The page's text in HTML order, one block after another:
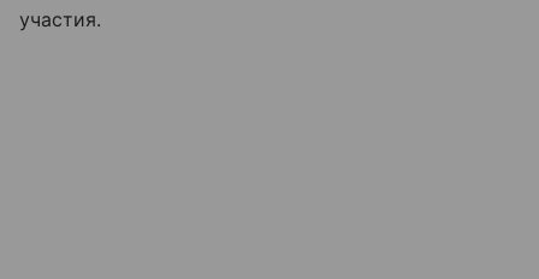
участия.